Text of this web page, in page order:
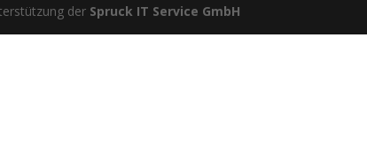
der Spruck IT Service GmbH